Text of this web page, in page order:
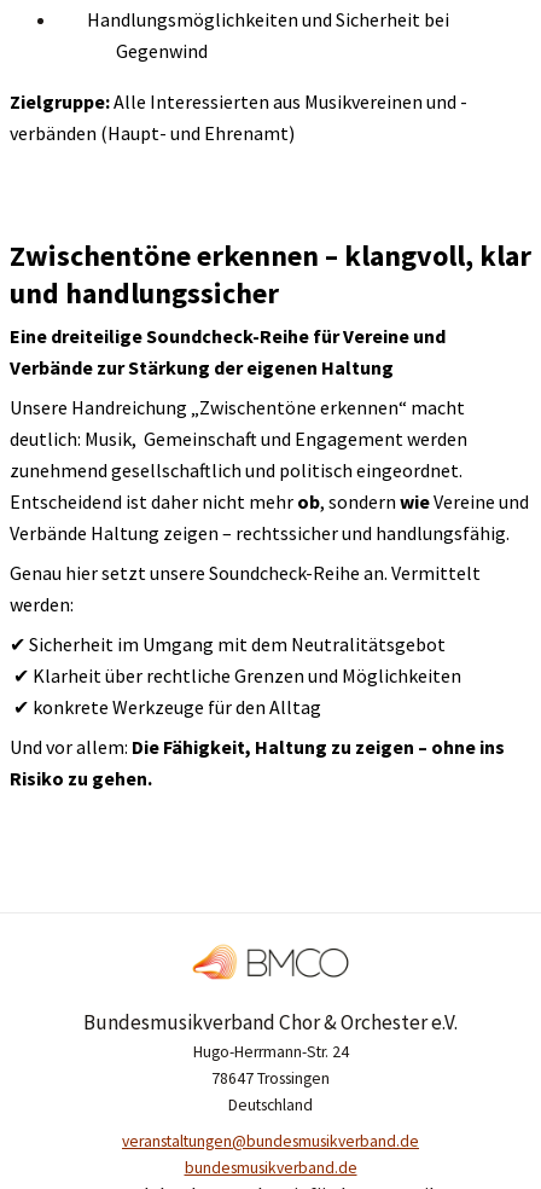
Handlungsmöglichkeiten und Sicherheit bei
Gegenwind
Zielgruppe:Alle Interessierten aus Musikvereinen und -
verbänden (Haupt- und Ehrenamt)
Zwischentöne erkennen – klangvoll, klar
und handlungssicher
Eine dreiteiligeSoundcheck-Reihe für Vereine und
Verbände zur Stärkung der eigenen Haltung
Unsere Handreichung „Zwischentöne erkennen“ macht
deutlich: Musik, Gemeinschaft und Engagement werden
zunehmend gesellschaftlich und politisch eingeordnet.
Entscheidend ist daher nicht mehr ob, sondern wieVereine und
Verbände Haltung zeigen – rechtssicher und handlungsfähig.
Genau hier setzt unsere Soundcheck-Reihe an. Vermittelt
werden:
✔ Sicherheit im Umgang mit dem Neutralitätsgebot
✔ Klarheit über rechtliche Grenzen und Möglichkeiten
✔ konkrete Werkzeuge für den Alltag
Und vor allem: Die Fähigkeit, Haltung zu zeigen – ohne ins
Risiko zu gehen.
Bundesmusikverband Chor & Orchester e.V.
Hugo-Herrmann-Str. 24
78647 Trossingen
Deutschland
veranstaltungen@bundesmusikverband.de
bundesmusikverband.de